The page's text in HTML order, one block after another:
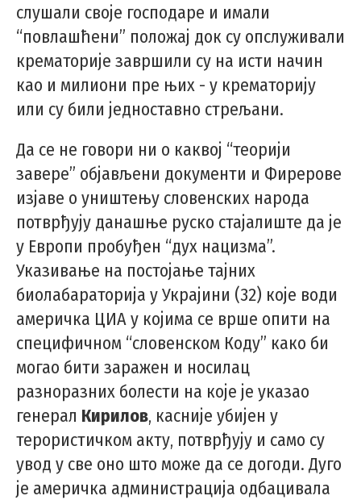
слушали своје господаре и имали
“повлашћени” положај док су опслуживали
крематорије завршили су на исти начин
као и милиони пре њих - у крематорију
или су били једноставно стрељани.
Да се не говори ни о каквој “теорији
завере” објављени документи и Фирерове
изјаве о уништењу словенских народа
потврђују данашње руско стајалиште да је
у Европи пробуђен “дух нацизма”.
Указивање на постојање тајних
биолабараторија у Украјини (32) које води
америчка ЦИА у којима се врше опити на
специфичном “словенском Коду” како би
могао бити заражен и носилац
разноразних болести на које је указао
генерал Кирилов, касније убијен у
терористичком акту, потврђују и само су
увод у све оно што може да се догоди. Дуго
је америчка администрација одбацивала